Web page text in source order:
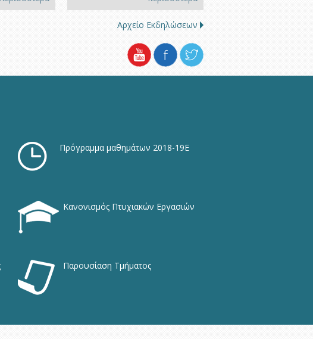
Αρχείο Εκδηλώσεων
Πρόγραμμα μαθημάτων 2018-19Ε
Κανονισμός Πτυχιακών Εργασιών
Παρουσίαση Τμήματος